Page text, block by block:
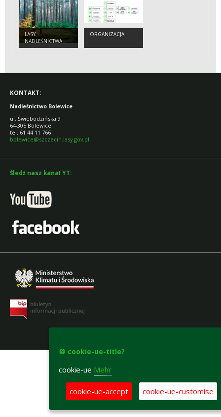
I SŁUPKÓW Z
ROZGRODZEŃ
LASY
NADLEŚNICTWA
ORGANIZACJA
KONTAKT:
Nadleśnictwo Bolewice
ul. Świebodzińska 9
64-305 Bolewice
tel. 61 44 11 766
bolewice@szczecin.lasy.gov.pl
Śledź nasz kanał YT:
🍪 cookie-ue-title?
cookie-ue Mehr
cookie-ue-accept cookie-ue-customise